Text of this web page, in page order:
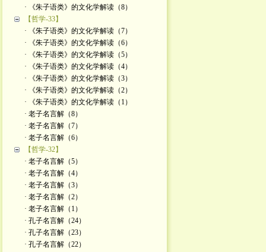
· 《朱子语类》的文化学解读（8）
【哲学-33】
· 《朱子语类》的文化学解读（7）
· 《朱子语类》的文化学解读（6）
· 《朱子语类》的文化学解读（5）
· 《朱子语类》的文化学解读（4）
· 《朱子语类》的文化学解读（3）
· 《朱子语类》的文化学解读（2）
· 《朱子语类》的文化学解读（1）
· 老子名言解（8）
· 老子名言解（7）
· 老子名言解（6）
【哲学-32】
· 老子名言解（5）
· 老子名言解（4）
· 老子名言解（3）
· 老子名言解（2）
· 老子名言解（1）
· 孔子名言解（24）
· 孔子名言解（23）
· 孔子名言解（22）